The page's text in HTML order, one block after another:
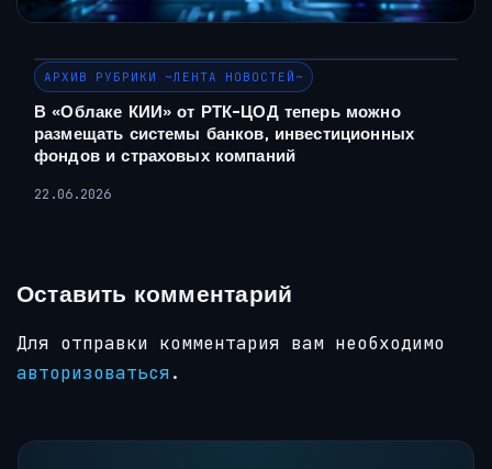
АРХИВ РУБРИКИ ~ЛЕНТА НОВОСТЕЙ~
В «Облаке КИИ» от РТК-ЦОД теперь можно
размещать системы банков, инвестиционных
фондов и страховых компаний
22.06.2026
Оставить комментарий
Для отправки комментария вам необходимо
авторизоваться.